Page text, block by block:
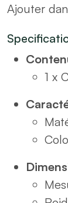
30x50
Ajouter
1 x